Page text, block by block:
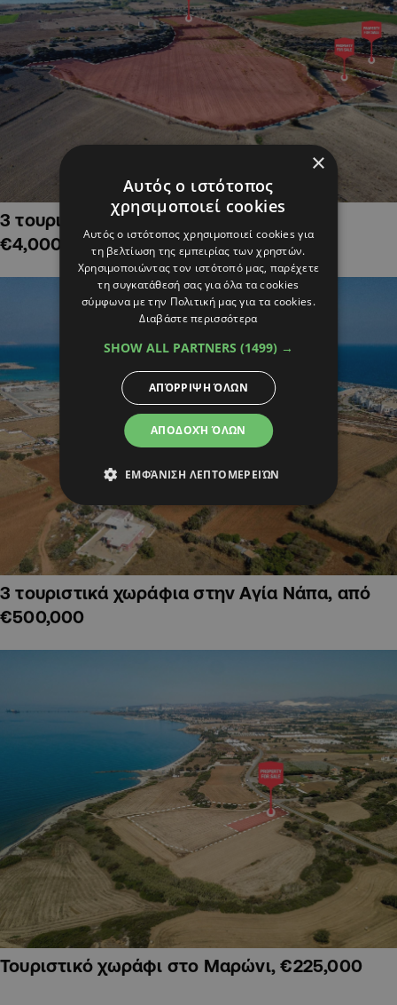
3 τουριστικά χωράφια στην Αλαμινό,
€4,000,000
3 τουριστικά χωράφια στην Αγία Νάπα, από
€500,000
Τουριστικό χωράφι στο Μαρώνι, €225,000
×
Αυτός ο ιστότοπος
χρησιμοποιεί cookies
Αυτός ο ιστότοπος χρησιμοποιεί cookies για
τη βελτίωση της εμπειρίας των χρηστών.
Χρησιμοποιώντας τον ιστότοπό μας, παρέχετε
τη συγκατάθεσή σας για όλα τα cookies
σύμφωνα με την Πολιτική μας για τα cookies.
Διαβάστε περισσότερα
SHOW ALL PARTNERS (1499) →
ΑΠΟΔΟΧΉ ΌΛΩΝ
ΑΠΌΡΡΙΨΗ ΌΛΩΝ
ΕΜΦΆΝΙΣΗ ΛΕΠΤΟΜΕΡΕΙΏΝ